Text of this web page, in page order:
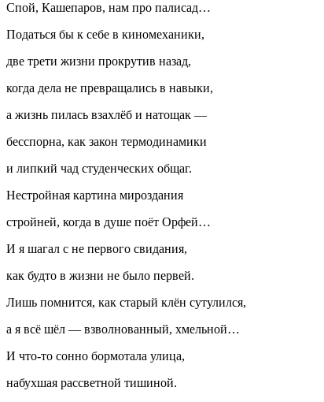
Спой, Кашепаров, нам про палисад…
Податься бы к себе в киномеханики,
две трети жизни прокрутив назад,
когда дела не превращались в навыки,
а жизнь пилась взахлёб и натощак —
бесспорна, как закон термодинамики
и липкий чад студенческих общаг.
Нестройная картина мироздания
стройней, когда в душе поёт Орфей…
И я шагал с не первого свидания,
как будто в жизни не было первей.
Лишь помнится, как старый клён сутулился,
а я всё шёл — взволнованный, хмельной…
И что-то сонно бормотала улица,
набухшая рассветной тишиной.